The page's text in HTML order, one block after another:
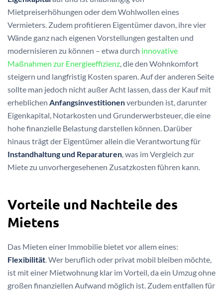
Mietpreiserhöhungen oder dem Wohlwollen eines
Vermieters. Zudem profitieren Eigentümer davon, ihre vier
Wände ganz nach eigenen Vorstellungen gestalten und
modernisieren zu können – etwa durch innovative
Maßnahmen zur Energieeffizienz , die den Wohnkomfort
steigern und langfristig Kosten sparen. Auf der anderen Seite
sollte man jedoch nicht außer Acht lassen, dass der Kauf mit
erheblichen Anfangsinvestitionenverbunden ist, darunter
Eigenkapital, Notarkosten und Grunderwerbsteuer, die eine
hohe finanzielle Belastung darstellen können. Darüber
hinaus trägt der Eigentümer allein die Verantwortung für
Instandhaltung und Reparaturen , was im Vergleich zur
Miete zu unvorhergesehenen Zusatzkosten führen kann.
Vorteile und Nachteile des
Mietens
Das Mieten einer Immobilie bietet vor allem eines:
Flexibilität. Wer beruflich oder privat mobil bleiben möchte,
ist mit einer Mietwohnung klar im Vorteil, da ein Umzug ohne
großen finanziellen Aufwand möglich ist. Zudem entfallen für